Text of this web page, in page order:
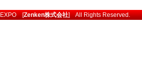
[Zenken株式会社] All Rights Reserved.